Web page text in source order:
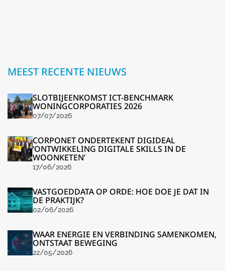
MEEST RECENTE NIEUWS
SLOTBIJEENKOMST ICT-BENCHMARK
WONINGCORPORATIES 2026
07/07/2026
CORPONET ONDERTEKENT DIGIDEAL
‘ONTWIKKELING DIGITALE SKILLS IN DE
WOONKETEN’
17/06/2026
VASTGOEDDATA OP ORDE: HOE DOE JE DAT IN
DE PRAKTIJK?
02/06/2026
WAAR ENERGIE EN VERBINDING SAMENKOMEN,
ONTSTAAT BEWEGING
22/05/2026